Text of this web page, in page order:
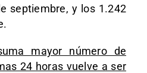
septiembre, y los 1.242
mayor número de
24 horas vuelve a ser